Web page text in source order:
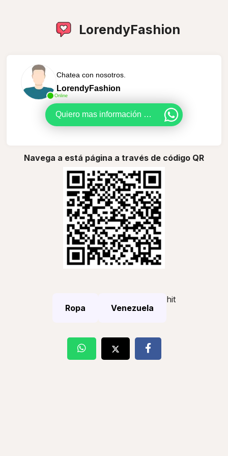
LorendyFashion
Online
Chatea con nosotros.
LorendyFashion
Quiero mas información sobre sus productos.
Navega a está página a través de código QR
Ropa Venezuela
hit